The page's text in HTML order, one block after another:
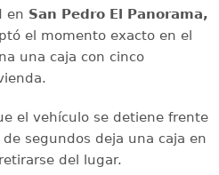
en San Pedro El Panorama,
el momento exacto en el
una caja con cinco
el vehículo se detiene frente
segundos deja una caja en
del lugar.